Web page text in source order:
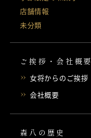
店舗情報
未分類
ご挨拶・会社概要
女将からのご挨拶
会社概要
森八の歴史